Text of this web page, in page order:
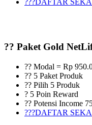
???DAFTAR
?? Paket Gold
?? Modal = Rp
?? 5 Paket Produk
?? Pilih 5 Produk
? 5 Poin Reward
?? Potensi Income
???DAFTAR